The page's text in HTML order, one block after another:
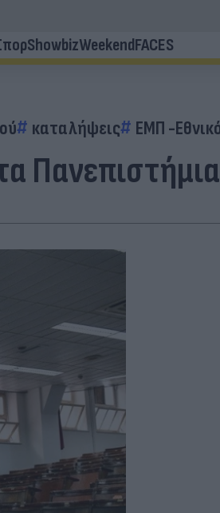
ShowbizWeekendFACES
καταλήψεις ΕΜΠ -
Πανεπιστήμια